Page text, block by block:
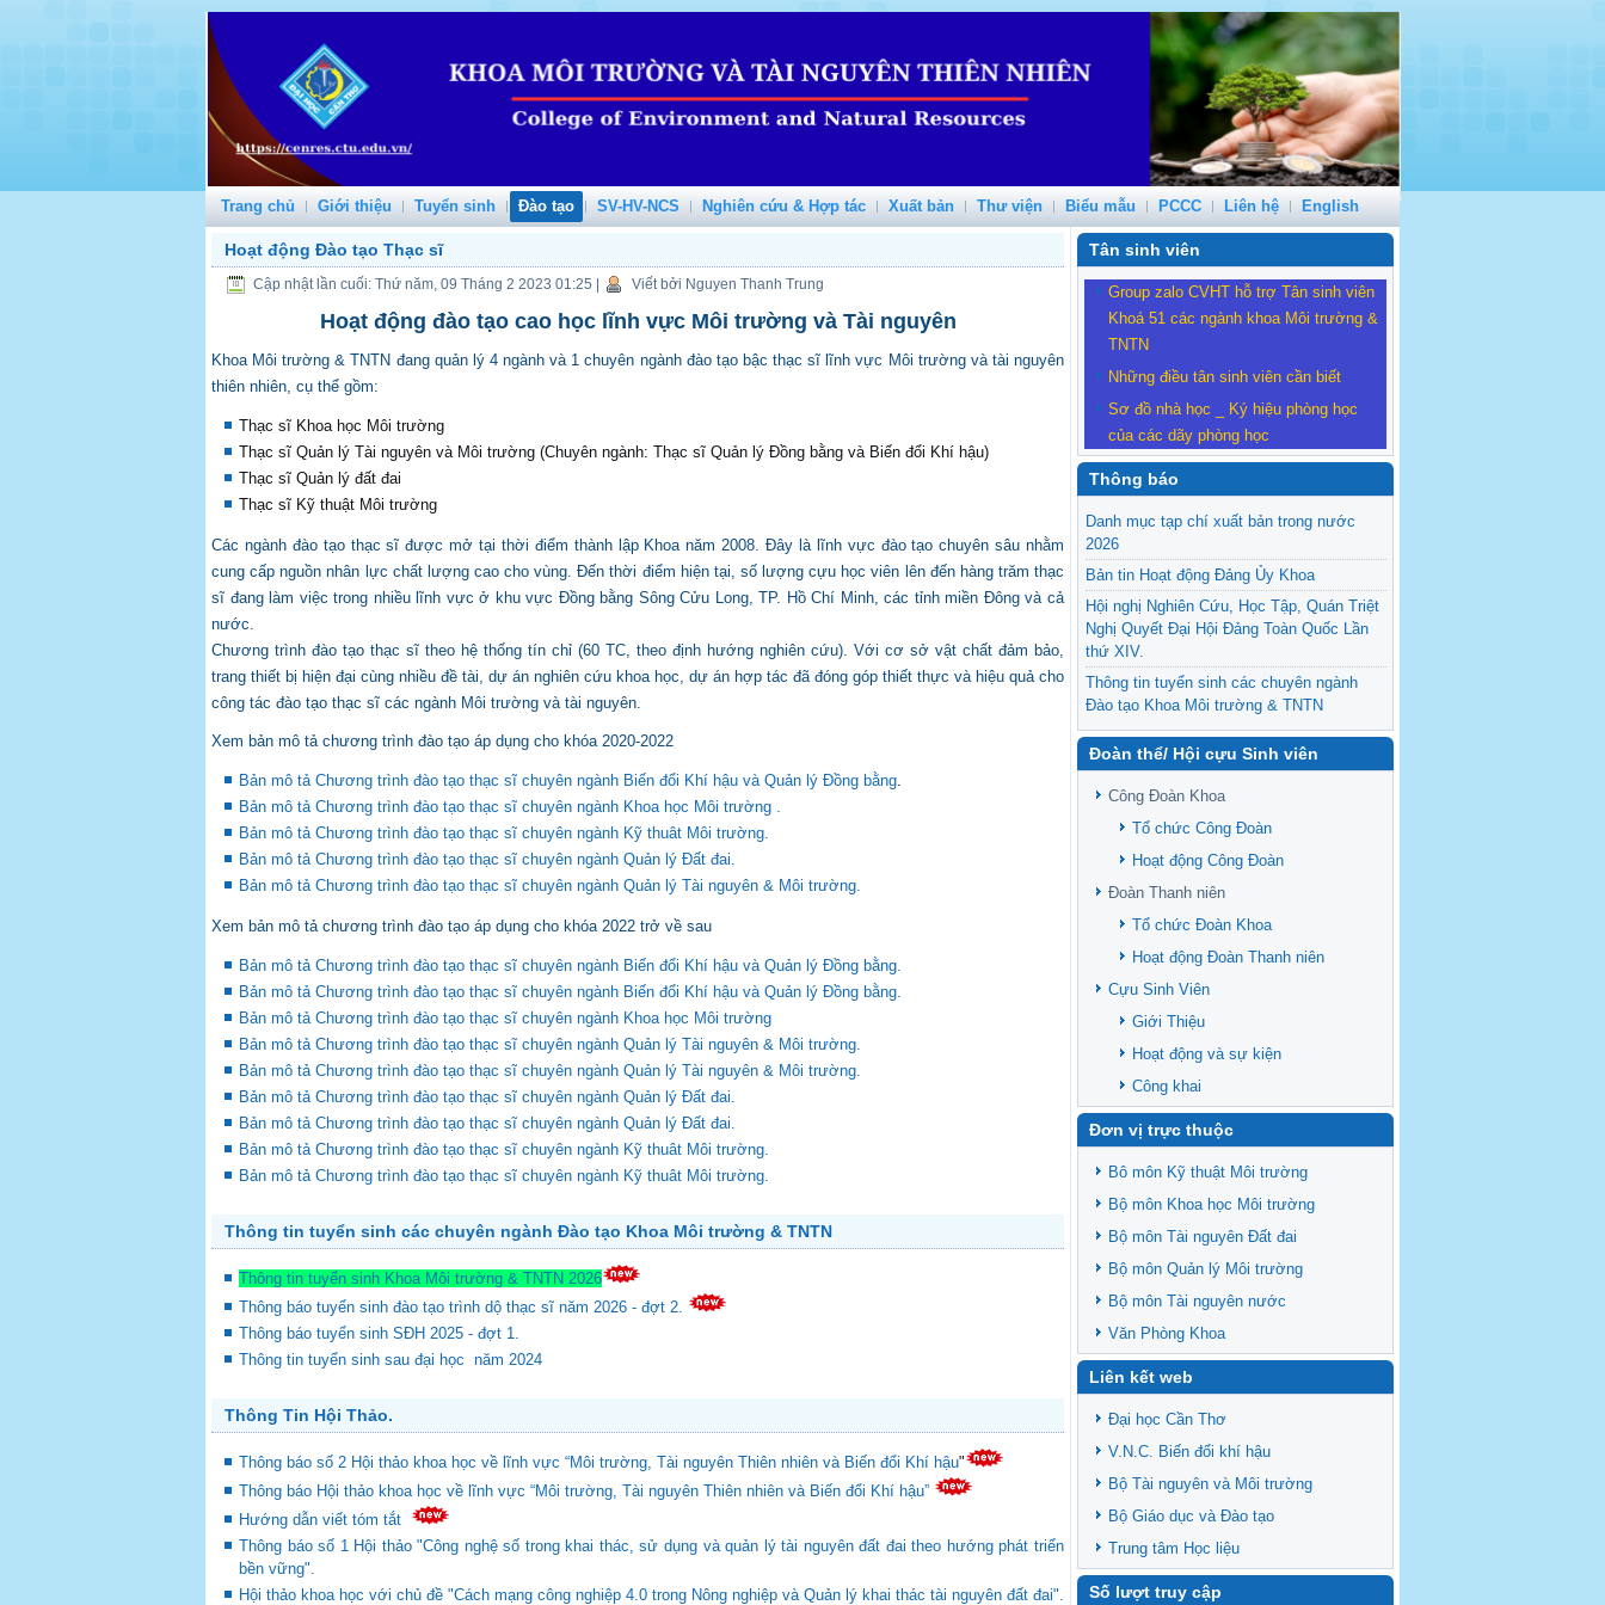
Trang chủ Giới thiệu Tuyển sinh Đào tạo SV-HV-NCS Nghiên cứu & Hợp tác Xuất bản Thư viện Biểu mẫu PCCC Liên hệ English
Hoạt động Đào tạo Thạc sĩ
Cập nhật lần cuối: Thứ năm, 09 Tháng 2 2023 01:25 Viết bởi Nguyen Thanh Trung
Hoạt động đào tạo cao học lĩnh vực Môi trường và Tài nguyên
Khoa Môi trường & TNTN đang quản lý 4 ngành và 1 chuyên ngành đào tạo bậc thạc sĩ lĩnh vực Môi trường và tài nguyên
thiên nhiên, cụ thể gồm:
Thạc sĩ Khoa học Môi trường
Thạc sĩ Quản lý Tài nguyên và Môi trường (Chuyên ngành: Thạc sĩ Quản lý Đồng bằng và Biến đổi Khí hậu)
Thạc sĩ Quản lý đất đai
Thạc sĩ Kỹ thuật Môi trường
Các ngành đào tạo thạc sĩ được mở tại thời điểm thành lập Khoa năm 2008. Đây là lĩnh vực đào tạo chuyên sâu nhằm
cung cấp nguồn nhân lực chất lượng cao cho vùng. Đến thời điểm hiện tại, số lượng cựu học viên lên đến hàng trăm thạc
sĩ đang làm việc trong nhiều lĩnh vực ở khu vực Đồng bằng Sông Cửu Long, TP. Hồ Chí Minh, các tỉnh miền Đông và cả
nước.
Chương trình đào tạo thạc sĩ theo hệ thống tín chỉ (60 TC, theo định hướng nghiên cứu). Với cơ sở vật chất đảm bảo,
trang thiết bị hiện đại cùng nhiều đề tài, dự án nghiên cứu khoa học, dự án hợp tác đã đóng góp thiết thực và hiệu quả cho
công tác đào tạo thạc sĩ các ngành Môi trường và tài nguyên.
Xem bản mô tả chương trình đào tạo áp dụng cho khóa 2020-2022
Bản mô tả Chương trình đào tạo thạc sĩ chuyên ngành Biến đổi Khí hậu và Quản lý Đồng bằng.
Bản mô tả Chương trình đào tạo thạc sĩ chuyên ngành Khoa học Môi trường .
Bản mô tả Chương trình đào tạo thạc sĩ chuyên ngành Kỹ thuât Môi trường.
Bản mô tả Chương trình đào tạo thạc sĩ chuyên ngành Quản lý Đất đai.
Bản mô tả Chương trình đào tạo thạc sĩ chuyên ngành Quản lý Tài nguyên & Môi trường.
Xem bản mô tả chương trình đào tạo áp dụng cho khóa 2022 trở về sau
Bản mô tả Chương trình đào tạo thạc sĩ chuyên ngành Biến đổi Khí hậu và Quản lý Đồng bằng.
Bản mô tả Chương trình đào tạo thạc sĩ chuyên ngành Biến đổi Khí hậu và Quản lý Đồng bằng.
Bản mô tả Chương trình đào tạo thạc sĩ chuyên ngành Khoa học Môi trường
Bản mô tả Chương trình đào tạo thạc sĩ chuyên ngành Quản lý Tài nguyên & Môi trường.
Bản mô tả Chương trình đào tạo thạc sĩ chuyên ngành Quản lý Tài nguyên & Môi trường.
Bản mô tả Chương trình đào tạo thạc sĩ chuyên ngành Quản lý Đất đai.
Bản mô tả Chương trình đào tạo thạc sĩ chuyên ngành Quản lý Đất đai.
Bản mô tả Chương trình đào tạo thạc sĩ chuyên ngành Kỹ thuât Môi trường.
Bản mô tả Chương trình đào tạo thạc sĩ chuyên ngành Kỹ thuât Môi trường.
Thông tin tuyển sinh các chuyên ngành Đào tạo Khoa Môi trường & TNTN
Thông tin tuyển sinh Khoa Môi trường & TNTN 2026
Thông báo tuyển sinh đào tạo trình dộ thạc sĩ năm 2026 - đợt 2.
Thông báo tuyển sinh SĐH 2025 - đợt 1.
Thông tin tuyển sinh sau đại học năm 2024
Thông Tin Hội Thảo.
Thông báo số 2 Hội thảo khoa học về lĩnh vực “Môi trường, Tài nguyên Thiên nhiên và Biến đổi Khí hậu"
Thông báo Hội thảo khoa học về lĩnh vực “Môi trường, Tài nguyên Thiên nhiên và Biến đổi Khí hậu”
Hướng dẫn viết tóm tắt
Thông báo số 1 Hội thảo "Công nghệ số trong khai thác, sử dụng và quản lý tài nguyên đất đai theo hướng phát triển
bền vững".
Hội thảo khoa học với chủ đề "Cách mạng công nghiệp 4.0 trong Nông nghiệp và Quản lý khai thác tài nguyên đất đai".
Tân sinh viên
Group zalo CVHT hỗ trợ Tân sinh viên
Khoá 51 các ngành khoa Môi trường &
TNTN
Những điều tân sinh viên cần biết
Sơ đồ nhà học _ Ký hiệu phòng học
của các dãy phòng học
Thông báo
Danh mục tạp chí xuất bản trong nước
2026
Bản tin Hoạt động Đảng Ủy Khoa
Hội nghị Nghiên Cứu, Học Tập, Quán Triệt
Nghị Quyết Đại Hội Đảng Toàn Quốc Lần
thứ XIV.
Thông tin tuyển sinh các chuyên ngành
Đào tạo Khoa Môi trường & TNTN
Feasibility evaluation of using cattle
manure for biogas production: A case study
Vietnamese Mekong Delta
Sediment properties in flood-based farming
systems in the Vietnamese upstream
Văn bản - Quy định
Ban chấp hành Đảng bộ khoa
Đoàn thể/ Hội cựu Sinh viên
Công Đoàn Khoa
Tổ chức Công Đoàn
Hoạt động Công Đoàn
Đoàn Thanh niên
Tổ chức Đoàn Khoa
Hoạt động Đoàn Thanh niên
Cựu Sinh Viên
Giới Thiệu
Hoạt động và sự kiện
Công khai
Đơn vị trực thuộc
Bô môn Kỹ thuật Môi trường
Bộ môn Khoa học Môi trường
Bộ môn Tài nguyên Đất đai
Bộ môn Quản lý Môi trường
Bộ môn Tài nguyên nước
Văn Phòng Khoa
Liên kết web
Đại học Cần Thơ
V.N.C. Biến đổi khí hậu
Bộ Tài nguyên và Môi trường
Bộ Giáo dục và Đào tạo
Trung tâm Học liệu
Số lượt truy cập